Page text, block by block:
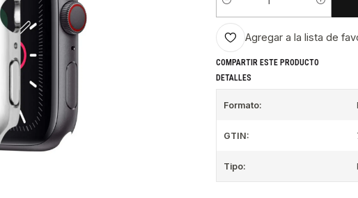
Cantidad
Agregar a la lista de
COMPARTIR ESTE PRODUCTO
DETALLES
Formato:
GTIN:
Tipo: